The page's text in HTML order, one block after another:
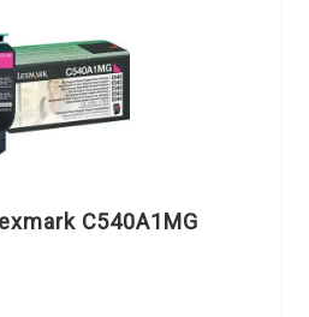
C540A1MG